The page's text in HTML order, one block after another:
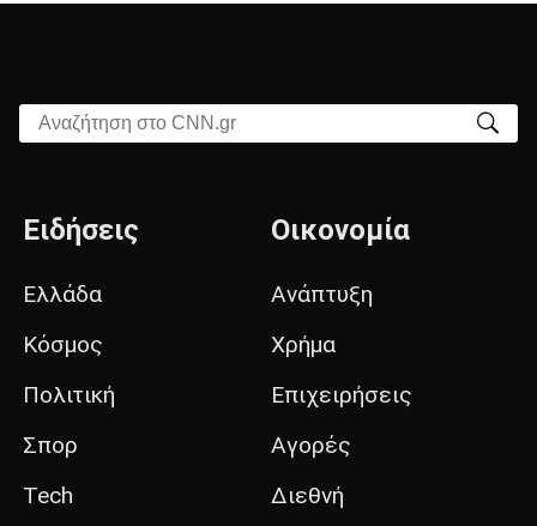
Αναζήτηση στο CNN.gr
Ειδήσεις
Ελλάδα
Κόσμος
Πολιτική
Σπορ
Tech
Οικονομία
Ανάπτυξη
Χρήμα
Επιχειρήσεις
Αγορές
Διεθνή